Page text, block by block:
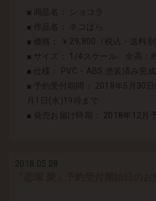
■ 商品名： ショコラ
■ 作品名： ネコぱら
■ 価格： ￥29,800（税込・送料別
■ サイズ： 1/4スケール 全高：
■ 仕様： PVC・ABS 塗装済み完
■ 予約受付期間： 2018年5月30
月1日(水)19時まで
■ 発売お届け時期： 2018年12月予
2018.05.28